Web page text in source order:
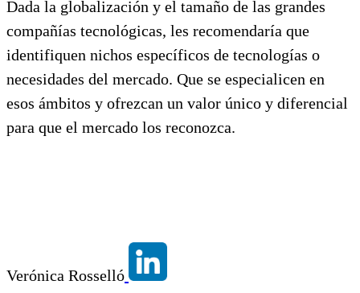
Dada la globalización y el tamaño de las grandes
compañías tecnológicas, les recomendaría que
identifiquen nichos específicos de tecnologías o
necesidades del mercado. Que se especialicen en
esos ámbitos y ofrezcan un valor único y diferencial
para que el mercado los reconozca.
Verónica Rosselló